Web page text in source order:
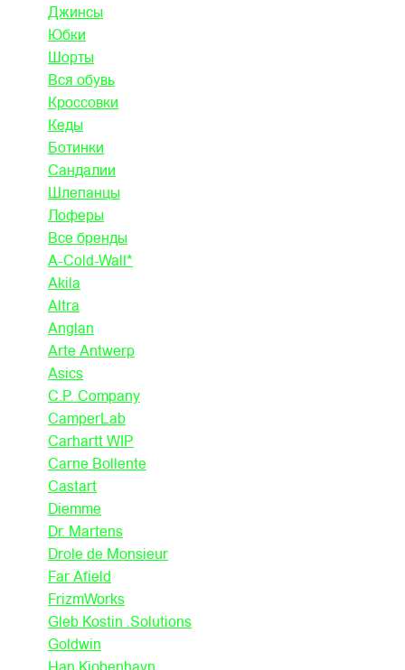
Джинсы
Юбки
Шорты
Вся обувь
Кроссовки
Кеды
Ботинки
Сандалии
Шлепанцы
Лоферы
Все бренды
A-Cold-Wall*
Akila
Altra
Anglan
Arte Antwerp
Asics
C.P. Company
CamperLab
Carhartt WIP
Carne Bollente
Castart
Diemme
Dr. Martens
Drole de Monsieur
Far Afield
FrizmWorks
Gleb Kostin .Solutions
Goldwin